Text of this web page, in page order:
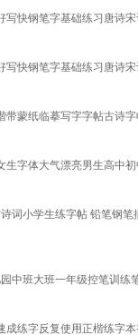
写快钢笔字基础练习唐诗
写快钢笔字基础练习唐诗
蒙纸临摹写字字帖古诗
字体大气漂亮男生高中
词小学生练字帖 铅笔钢笔
中班大班一年级控笔训
练字反复使用正楷练字